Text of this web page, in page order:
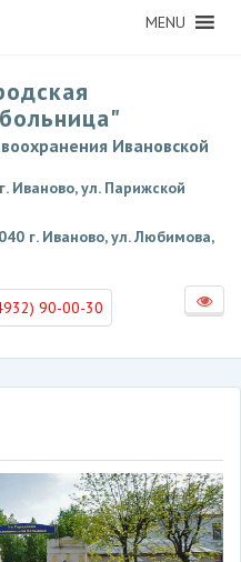
MENU
Ивановской
Иваново, ул. Парижской
г. Иваново, ул. Любимова,
90-00-30